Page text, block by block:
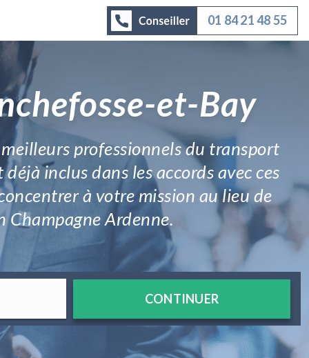
01 84 21 48 55
et-Bay
professionnels du transport
inclus dans les accords avec ces
à votre mission au lieu de
Champagne Ardenne.
CONTINUER